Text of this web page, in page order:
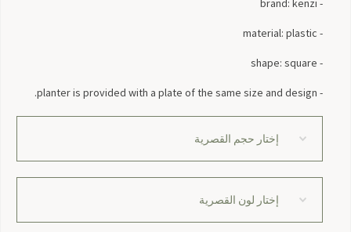
- brand: kenzi
- material: plastic
- shape: square
- planter is provided with a plate of the same size and design.